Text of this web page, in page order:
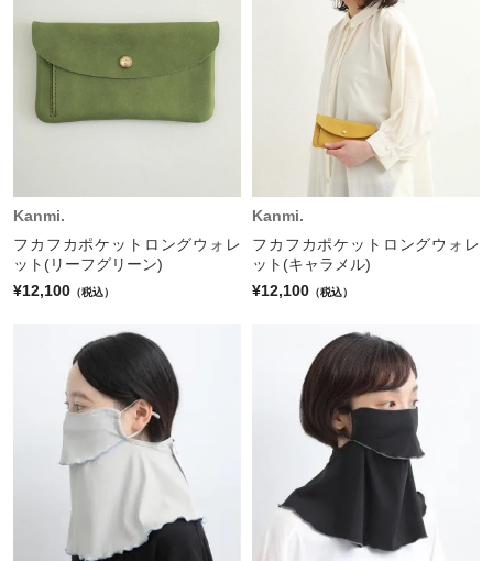
Kanmi.
フカフカポケットロングウォレ
ット(リーフグリーン)
¥12,100 （税込）
Kanmi.
フカフカポケットロングウォレ
ット(キャラメル)
¥12,100 （税込）